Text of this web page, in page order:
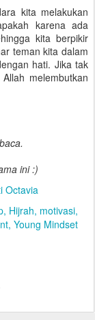
kita melakukan
karena ada
kita berpikir
teman kita dalam
hati. Jika tak
melembutkan
ini :)
Octavia
Hijrah motivasi
Young Mindset